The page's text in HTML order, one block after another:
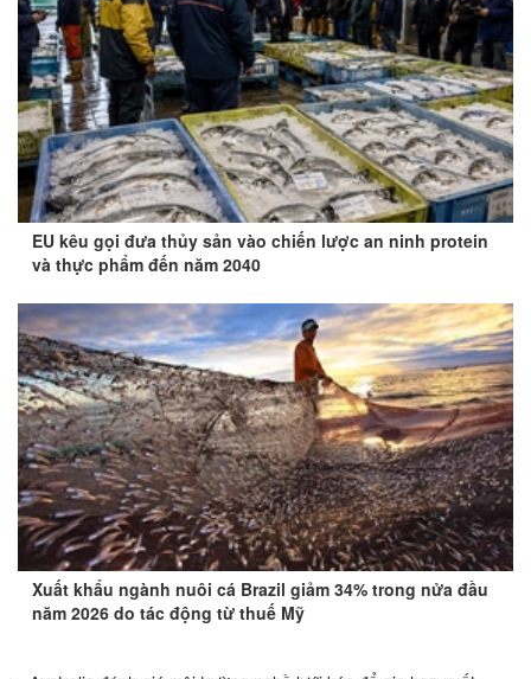
EU kêu gọi đưa thủy sản vào chiến lược an ninh protein
và thực phẩm đến năm 2040
Xuất khẩu ngành nuôi cá Brazil giảm 34% trong nửa đầu
năm 2026 do tác động từ thuế Mỹ